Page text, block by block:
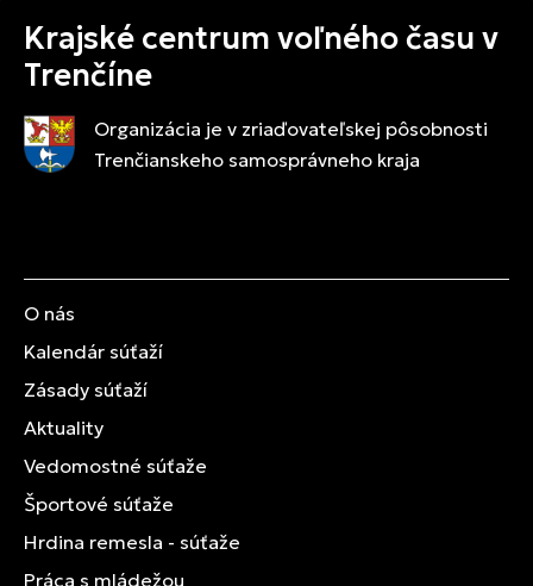
Krajské centrum voľného času v
Trenčíne
Organizácia je v zriaďovateľskej pôsobnosti
Trenčianskeho samosprávneho kraja
O nás
Kalendár súťaží
Zásady súťaží
Aktuality
Vedomostné súťaže
Športové súťaže
Hrdina remesla - súťaže
Práca s mládežou